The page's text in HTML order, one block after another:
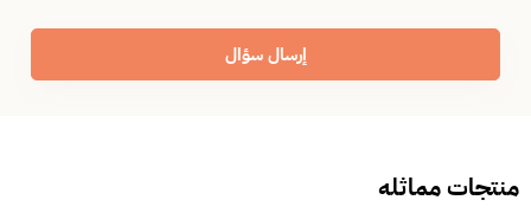
إرسال سؤال
منتجات مماثله